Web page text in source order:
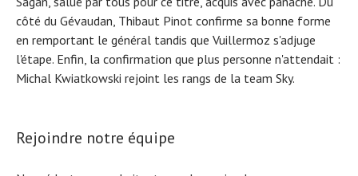
côté du Gévaudan, Thibaut Pinot confirme sa bonne forme
en remportant le général tandis que Vuillermoz s'adjuge
l'étape. Enfin, la confirmation que plus personne n'attendait :
Michal Kwiatkowski rejoint les rangs de la team Sky.
Rejoindre notre équipe